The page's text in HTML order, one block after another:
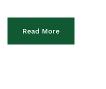
Read More